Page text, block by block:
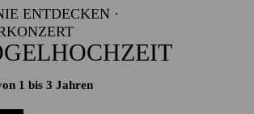
ENTDECKEN ·
1 bis 3 Jahren